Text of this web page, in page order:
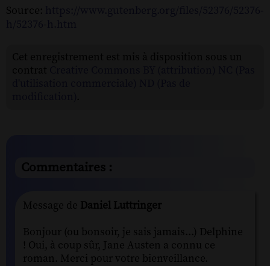
Source:
Commentaires :
Message de Daniel Luttringer
Bonjour (ou bonsoir, je sais jamais...) Delphine
! Oui, à coup sûr, Jane Austen a connu ce
roman. Merci pour votre bienveillance.